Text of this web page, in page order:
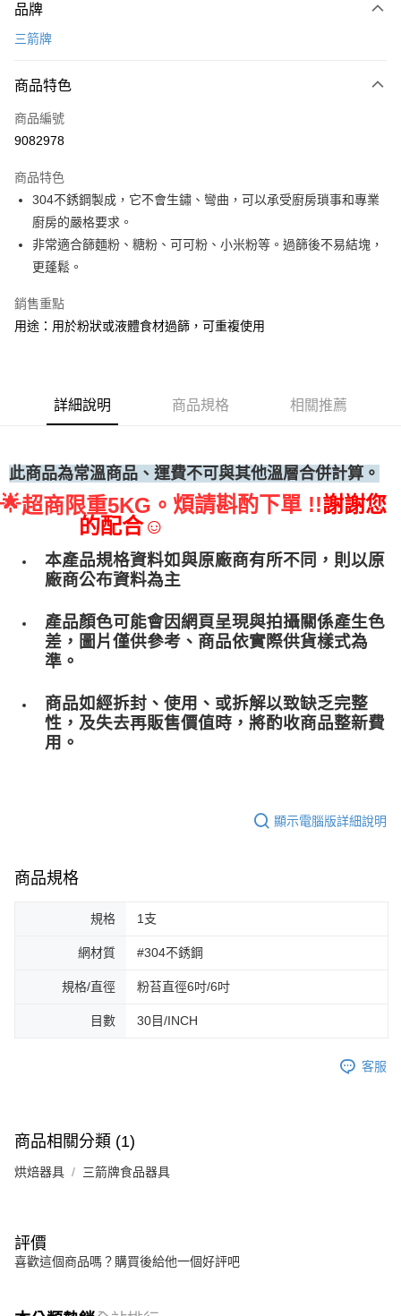
信用卡一次付款
運送方式
• 付款後全家取貨
• 付款後7-11取貨
每筆NT$60，滿NT$699(含以上)免運費
(請點開選項勾選)
每筆NT$250
品牌
三箭牌
商品特色
商品編號
9082978
商品特色
304不銹鋼製成，它不會生鏽、彎曲，可以承受廚房瑣事和專業
廚房的嚴格要求。
非常適合篩麵粉、糖粉、可可粉、小米粉等。過篩後不易結塊，
更蓬鬆。
銷售重點
用途：用於粉狀或液體食材過篩，可重複使用
詳細說明 商品規格 相關推薦
此商品為常溫商品、運費不可與其他溫層合併計算。
🌟超商限重5KG。 煩請斟酌下單 !!謝謝您
的配合☺
本產品規格資料如與原廠商有所不同，則以原
廠商公布資料為主
產品顏色可能會因網頁呈現與拍攝關係產生色
差，圖片僅供參考、商品依實際供貨樣式為
準。
商品如經拆封、使用、或拆解以致缺乏完整
性，及失去再販售價值時，將酌收商品整﻿新費
用。
顯示電腦版詳細說明
商品規格
規格 1支
網材質 #304不銹鋼
規格/直徑 粉苔直徑6吋/6吋
目數 30目/INCH
客服
商品相關分類 (1)
烘焙器具 三箭牌食品器具
評價
喜歡這個商品嗎？購買後給他一個好評吧